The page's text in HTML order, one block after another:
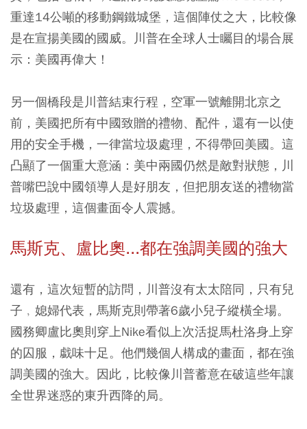
重達14公噸的移動鋼鐵城堡，這個陣仗之大，比較像
是在宣揚美國的國威。川普在全球人士矚目的場合展
示：美國再偉大！
另一個橋段是川普結束行程，空軍一號離開北京之
前，美國把所有中國致贈的禮物、配件，還有一以使
用的安全手機，一律當垃圾處理，不得帶回美國。這
凸顯了一個重大意涵：美中兩國仍然是敵對狀態，川
普嘴巴說中國領導人是好朋友，但把朋友送的禮物當
垃圾處理，這個畫面令人震撼。
馬斯克、盧比奧...都在強調美國的強大
還有，這次短暫的訪問，川普沒有太太陪同，只有兒
子﹐媳婦代表，馬斯克則帶著6歲小兒子縱橫全場。
國務卿盧比奧則穿上Nike看似上次活捉馬杜洛身上穿
的囚服，戱味十足。他們幾個人構成的畫面，都在強
調美國的強大。因此，比較像川普蓄意在破這些年讓
全世界迷惑的東升西降的局。